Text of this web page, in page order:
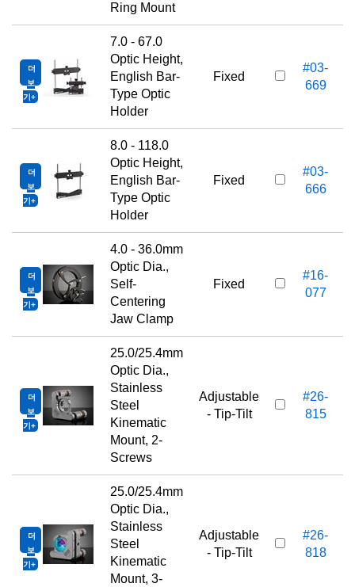
Ring Mount
더
보
기
7.0 - 67.0
Optic Height,
English Bar-
Type Optic
Holder
Fixed
#03-
669
더
보
기
8.0 - 118.0
Optic Height,
English Bar-
Type Optic
Holder
Fixed
#03-
666
더
보
기
4.0 - 36.0mm
Optic Dia.,
Self-
Centering
Jaw Clamp
Fixed
#16-
077
더
보
기
25.0/25.4mm
Optic Dia.,
Stainless
Steel
Kinematic
Mount, 2-
Screws
Adjustable
- Tip-Tilt
#26-
815
더
보
기
25.0/25.4mm
Optic Dia.,
Stainless
Steel
Kinematic
Mount, 3-
Adjustable
- Tip-Tilt
#26-
818